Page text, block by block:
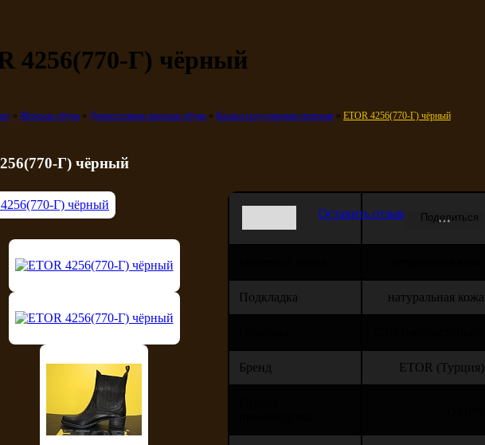
4256(770-Г) чёрный
Женская обувь Демисезонная женская обувь Казаки полусапожки женские ETOR 4256(770-Г) чёрный
Г) чёрный
Оставить отзыв
Подкладка натуральная кожа
Бренд ETOR (Турция)